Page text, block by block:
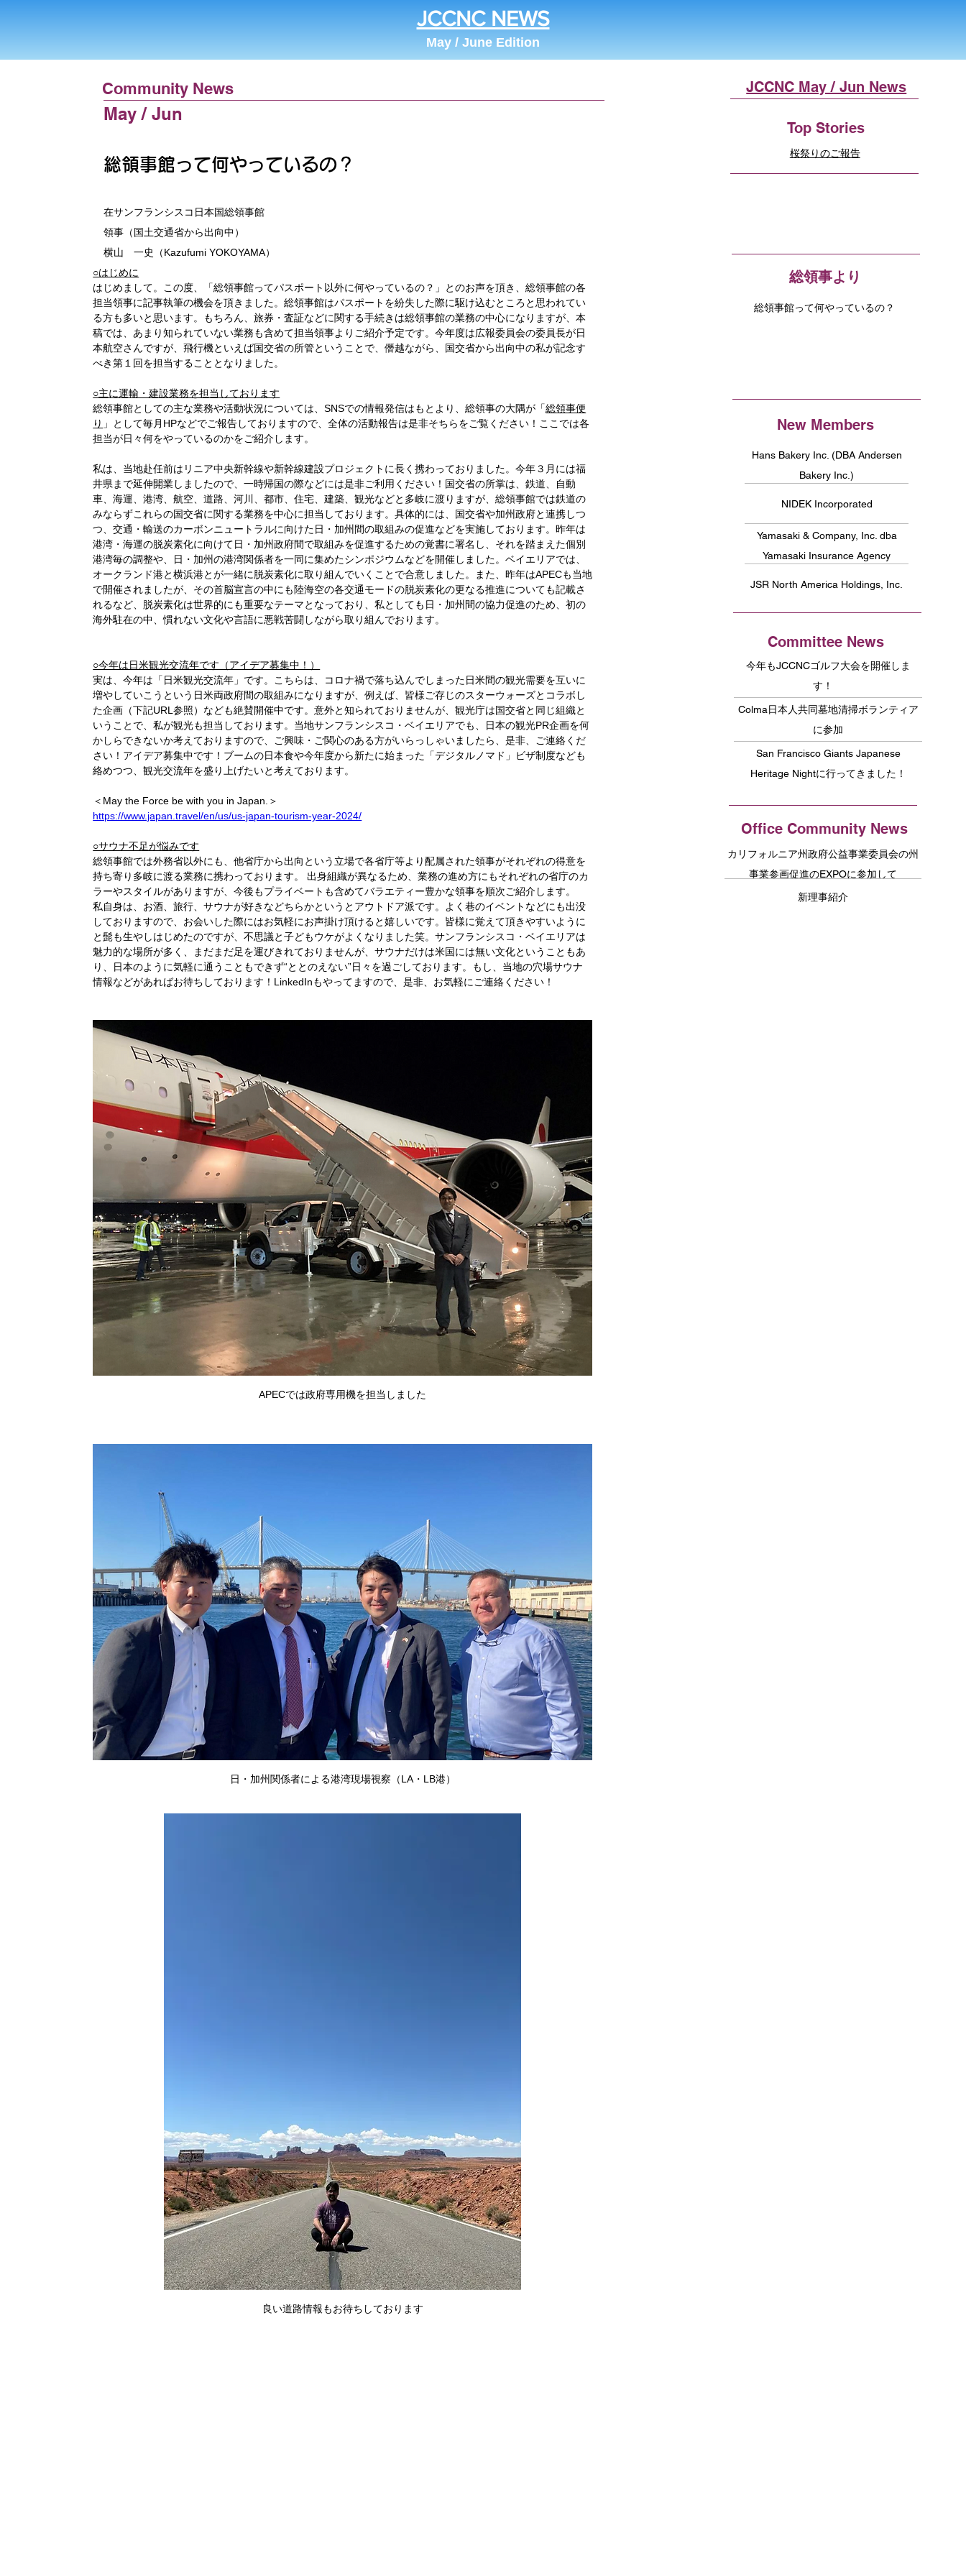
JCCNC NEWS
May / June Edition
Community News
May / Jun
総領事館って何やっているの？
在サンフランシスコ日本国総領事館
領事（国土交通省から出向中）
横山 一史（Kazufumi YOKOYAMA）
○はじめに
はじめまして。この度、「総領事館ってパスポート以外に何やっているの？」とのお声を頂き、総領事館の各
担当領事に記事執筆の機会を頂きました。総領事館はパスポートを紛失した際に駆け込むところと思われてい
る方も多いと思います。もちろん、旅券・査証などに関する手続きは総領事館の業務の中心になりますが、本
稿では、あまり知られていない業務も含めて担当領事よりご紹介予定です。今年度は広報委員会の委員長が日
本航空さんですが、飛行機といえば国交省の所管ということで、僭越ながら、国交省から出向中の私が記念す
べき第１回を担当することとなりました。
○主に運輸・建設業務を担当しております
総領事館としての主な業務や活動状況については、SNSでの情報発信はもとより、総領事の大隅が「総領事便
り 」として毎月HPなどでご報告しておりますので、全体の活動報告は是非そちらをご覧ください！ここでは各
担当が日々何をやっているのかをご紹介します。
私は、当地赴任前はリニア中央新幹線や新幹線建設プロジェクトに長く携わっておりました。今年３月には福
井県まで延伸開業しましたので、一時帰国の際などには是非ご利用ください！国交省の所掌は、鉄道、自動
車、海運、港湾、航空、道路、河川、都市、住宅、建築、観光などと多岐に渡りますが、総領事館では鉄道の
みならずこれらの国交省に関する業務を中心に担当しております。具体的には、国交省や加州政府と連携しつ
つ、交通・輸送のカーボンニュートラルに向けた日・加州間の取組みの促進などを実施しております。昨年は
港湾・海運の脱炭素化に向けて日・加州政府間で取組みを促進するための覚書に署名し、それを踏まえた個別
港湾毎の調整や、日・加州の港湾関係者を一同に集めたシンポジウムなどを開催しました。ベイエリアでは、
オークランド港と横浜港とが一緒に脱炭素化に取り組んでいくことで合意しました。また、昨年はAPECも当地
で開催されましたが、その首脳宣言の中にも陸海空の各交通モードの脱炭素化の更なる推進についても記載さ
れるなど、脱炭素化は世界的にも重要なテーマとなっており、私としても日・加州間の協力促進のため、初の
海外駐在の中、慣れない文化や言語に悪戦苦闘しながら取り組んでおります。
○今年は日米観光交流年です（アイデア募集中！）
実は、今年は「日米観光交流年」です。こちらは、コロナ禍で落ち込んでしまった日米間の観光需要を互いに
増やしていこうという日米両政府間の取組みになりますが、例えば、皆様ご存じのスターウォーズとコラボし
た企画（下記URL参照）なども絶賛開催中です。意外と知られておりませんが、観光庁は国交省と同じ組織と
いうことで、私が観光も担当しております。当地サンフランシスコ・ベイエリアでも、日本の観光PR企画を何
かしらできないか考えておりますので、ご興味・ご関心のある方がいらっしゃいましたら、是非、ご連絡くだ
さい！アイデア募集中です！ブームの日本食や今年度から新たに始まった「デジタルノマド」ビザ制度なども
絡めつつ、観光交流年を盛り上げたいと考えております。
＜May the Force be with you in Japan.＞
https://www.japan.travel/en/us/us-japan-tourism-year-2024/
○サウナ不足が悩みです
総領事館では外務省以外にも、他省庁から出向という立場で各省庁等より配属された領事がそれぞれの得意を
持ち寄り多岐に渡る業務に携わっております。 出身組織が異なるため、業務の進め方にもそれぞれの省庁のカ
ラーやスタイルがありますが、今後もプライベートも含めてバラエティー豊かな領事を順次ご紹介します。
私自身は、お酒、旅行、サウナが好きなどちらかというとアウトドア派です。よく巷のイベントなどにも出没
しておりますので、お会いした際にはお気軽にお声掛け頂けると嬉しいです。皆様に覚えて頂きやすいように
と髭も生やしはじめたのですが、不思議と子どもウケがよくなりました笑。サンフランシスコ・ベイエリアは
魅力的な場所が多く、まだまだ足を運びきれておりませんが、サウナだけは米国には無い文化ということもあ
り、日本のように気軽に通うこともできず“ととのえない”日々を過ごしております。もし、当地の穴場サウナ
情報などがあればお待ちしております！LinkedInもやってますので、是非、お気軽にご連絡ください！
APECでは政府専用機を担当しました
日・加州関係者による港湾現場視察（LA・LB港）
良い道路情報もお待ちしております
JCCNC May / Jun News
Top Stories
New Members
Hans Bakery Inc. (DBA Andersen
Bakery Inc.)
NIDEK Incorporated
Yamasaki & Company, Inc. dba
Yamasaki Insurance Agency
JSR North America Holdings, Inc.
Committee News
今年もJCCNCゴルフ大会を開催しま
す！
Colma日本人共同墓地清掃ボランティア
に参加
San Francisco Giants Japanese
Heritage Nightに行ってきました！
桜祭りのご報告
総領事館って何やっているの？
総領事より
Office Community News
カリフォルニア州政府公益事業委員会の州
事業参画促進のEXPOに参加して
新理事紹介